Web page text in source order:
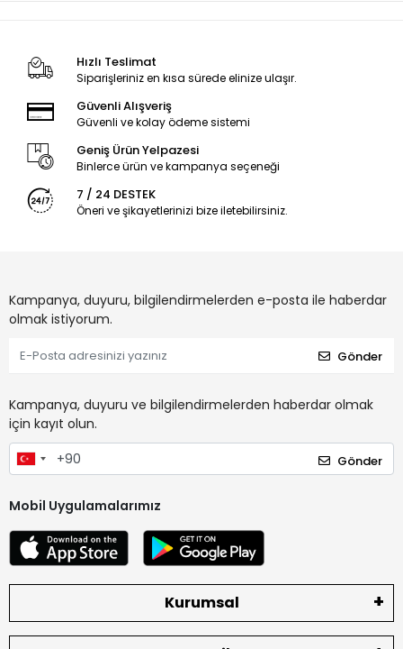
Hızlı Teslimat
Siparişleriniz en kısa sürede elinize ulaşır.
Güvenli Alışveriş
Güvenli ve kolay ödeme sistemi
Geniş Ürün Yelpazesi
Binlerce ürün ve kampanya seçeneği
7 / 24 DESTEK
Öneri ve şikayetlerinizi bize iletebilirsiniz.
Kampanya, duyuru, bilgilendirmelerden e-posta ile haberdar
olmak istiyorum.
Gönder
Kampanya, duyuru ve bilgilendirmelerden haberdar olmak
için kayıt olun.
Gönder
Mobil Uygulamalarımız
Kurumsal